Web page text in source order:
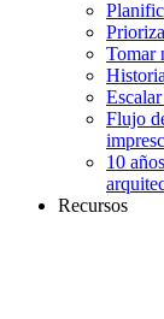
Tomar
Flujo
10
Recursos